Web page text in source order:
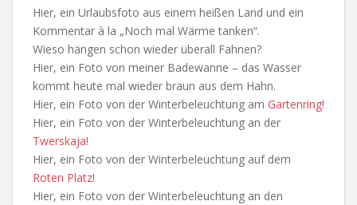
Hier, ein Urlaubsfoto aus einem heißen Land und ein
Kommentar à la „Noch mal Wärme tanken“.
Wieso hängen schon wieder überall Fahnen?
Hier, ein Foto von meiner Badewanne – das Wasser
kommt heute mal wieder braun aus dem Hahn.
Hier, ein Foto von der Winterbeleuchtung am Gartenring!
Hier, ein Foto von der Winterbeleuchtung an der
Twerskaja!
Hier, ein Foto von der Winterbeleuchtung auf dem
Roten Platz!
Hier, ein Foto von der Winterbeleuchtung an den